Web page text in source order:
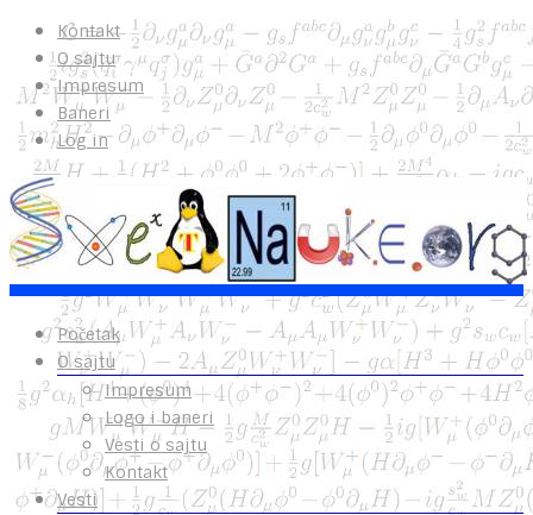
Kontakt
O sajtu
Impresum
Baneri
Log in
Početak
O sajtu
Impresum
Logo i baneri
Vesti o sajtu
Kontakt
Vesti